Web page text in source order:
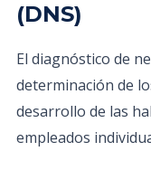
(DNS)
El diagnóstico de
determinación de
desarrollo de las
empleados